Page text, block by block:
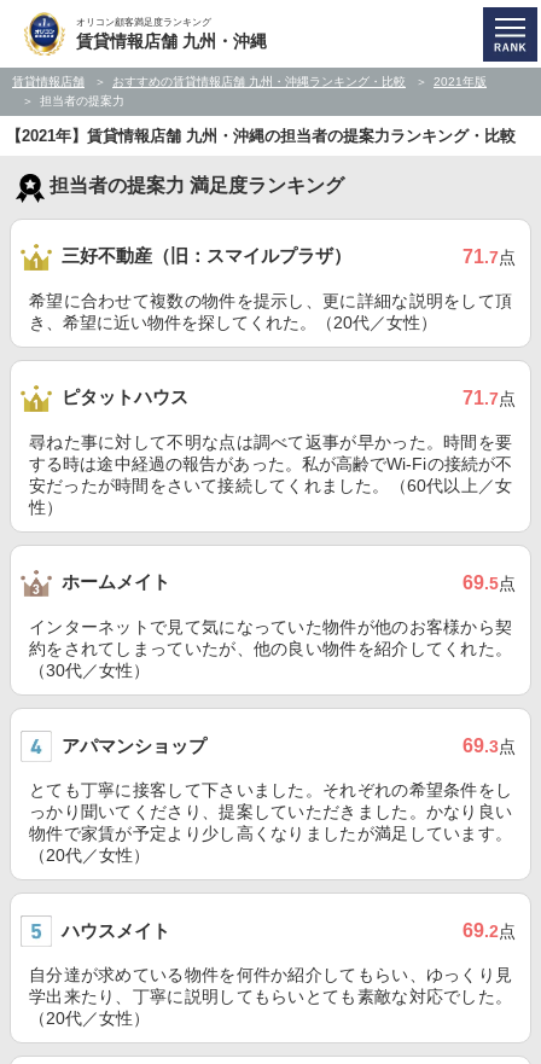
オリコン顧客満足度ランキング
賃貸情報店舗 九州・沖縄
賃貸情報店舗 おすすめの賃貸情報店舗 九州・沖縄ランキング・比較
2021年版
担当者の提案力
【2021年】賃貸情報店舗 九州・沖縄の担当者の提案力ランキング・比較
担当者の提案力 満足度ランキング
三好不動産（旧：スマイルプラザ） 71.7点
希望に合わせて複数の物件を提示し、更に詳細な説明をして頂
き、希望に近い物件を探してくれた。（20代／女性）
ピタットハウス 71.7点
尋ねた事に対して不明な点は調べて返事が早かった。時間を要
する時は途中経過の報告があった。私が高齢でWi-Fiの接続が不
安だったが時間をさいて接続してくれました。（60代以上／女
性）
ホームメイト 69.5点
インターネットで見て気になっていた物件が他のお客様から契
約をされてしまっていたが、他の良い物件を紹介してくれた。
（30代／女性）
アパマンショップ 69.3点
とても丁寧に接客して下さいました。それぞれの希望条件をし
っかり聞いてくださり、提案していただきました。かなり良い
物件で家賃が予定より少し高くなりましたが満足しています。
（20代／女性）
ハウスメイト 69.2点
自分達が求めている物件を何件か紹介してもらい、ゆっくり見
学出来たり、丁寧に説明してもらいとても素敵な対応でした。
（20代／女性）